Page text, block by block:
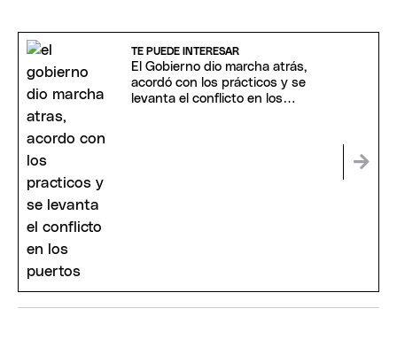
TE PUEDE INTERESAR
El Gobierno dio marcha atrás,
acordó con los prácticos y se
levanta el conflicto en los